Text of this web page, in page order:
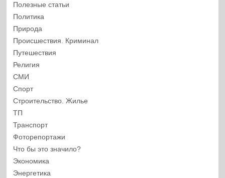
Полезные статьи
Политика
Природа
Происшествия. Криминал
Путешествия
Религия
СМИ
Спорт
Строительство. Жилье
ТП
Транспорт
Фоторепортажи
Что бы это значило?
Экономика
Энергетика